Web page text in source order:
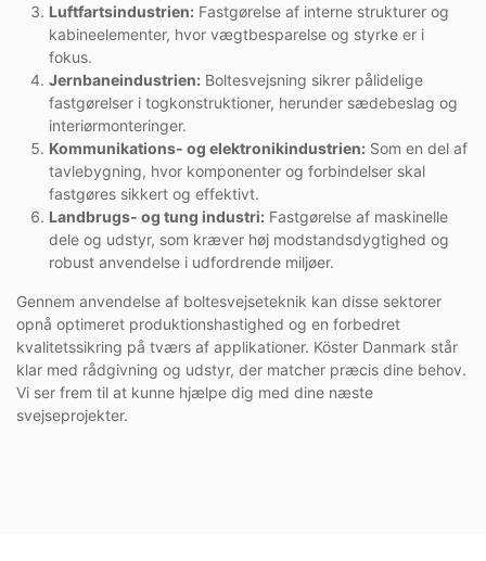
Luftfartsindustrien: Fastgørelse af interne strukturer og
kabineelementer, hvor vægtbesparelse og styrke er i
fokus.
Jernbaneindustrien: Boltesvejsning sikrer pålidelige
fastgørelser i togkonstruktioner, herunder sædebeslag og
interiørmonteringer.
Kommunikations- og elektronikindustrien: Som en del af
tavlebygning, hvor komponenter og forbindelser skal
fastgøres sikkert og effektivt.
Landbrugs- og tung industri: Fastgørelse af maskinelle
dele og udstyr, som kræver høj modstandsdygtighed og
robust anvendelse i udfordrende miljøer.
Gennem anvendelse af boltesvejseteknik kan disse sektorer
opnå optimeret produktionshastighed og en forbedret
kvalitetssikring på tværs af applikationer. Köster Danmark står
klar med rådgivning og udstyr, der matcher præcis dine behov.
Vi ser frem til at kunne hjælpe dig med dine næste
svejseprojekter.